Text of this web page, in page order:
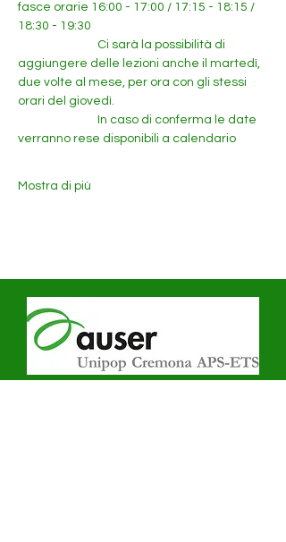
fasce orarie 16:00 - 17:00 / 17:15 - 18:15 /
18:30 - 19:30
aggiungere delle lezioni anche il martedì,
due volte al mese, per ora con gli stessi
orari del giovedì.
verranno rese disponibili a calendario
Mostra di più